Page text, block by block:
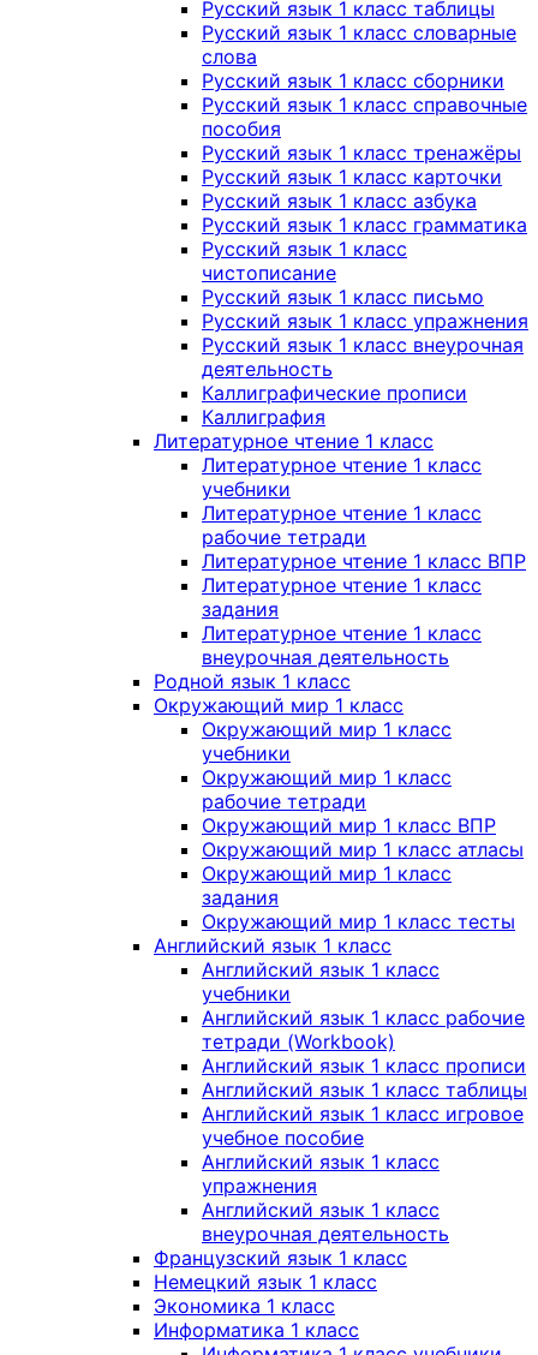
Русский язык 1 класс таблицы
Русский язык 1 класс словарные
слова
Русский язык 1 класс сборники
Русский язык 1 класс справочные
пособия
Русский язык 1 класс тренажёры
Русский язык 1 класс карточки
Русский язык 1 класс азбука
Русский язык 1 класс грамматика
Русский язык 1 класс
чистописание
Русский язык 1 класс письмо
Русский язык 1 класс упражнения
Русский язык 1 класс внеурочная
деятельность
Каллиграфические прописи
Каллиграфия
Литературное чтение 1 класс
Литературное чтение 1 класс
учебники
Литературное чтение 1 класс
рабочие тетради
Литературное чтение 1 класс ВПР
Литературное чтение 1 класс
задания
Литературное чтение 1 класс
внеурочная деятельность
Родной язык 1 класс
Окружающий мир 1 класс
Окружающий мир 1 класс
учебники
Окружающий мир 1 класс
рабочие тетради
Окружающий мир 1 класс ВПР
Окружающий мир 1 класс атласы
Окружающий мир 1 класс
задания
Окружающий мир 1 класс тесты
Английский язык 1 класс
Английский язык 1 класс
учебники
Английский язык 1 класс рабочие
тетради (Workbook)
Английский язык 1 класс прописи
Английский язык 1 класс таблицы
Английский язык 1 класс игровое
учебное пособие
Английский язык 1 класс
упражнения
Английский язык 1 класс
внеурочная деятельность
Французский язык 1 класс
Немецкий язык 1 класс
Экономика 1 класс
Информатика 1 класс